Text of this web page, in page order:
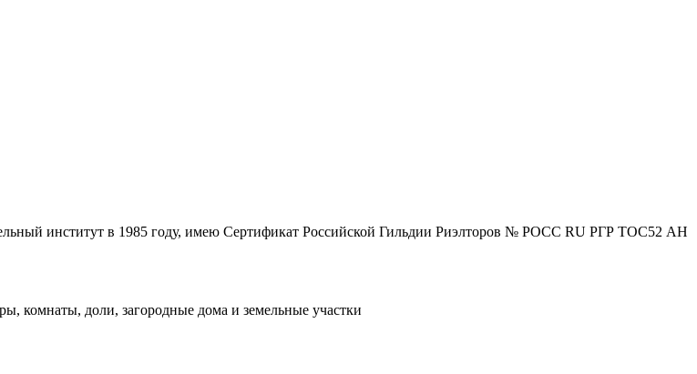
институт в 1985 году, имею Сертификат Российской Гильдии Риэлторов № РОСС RU РГР ТОС52 АН
комнаты, доли, загородные дома и земельные участки